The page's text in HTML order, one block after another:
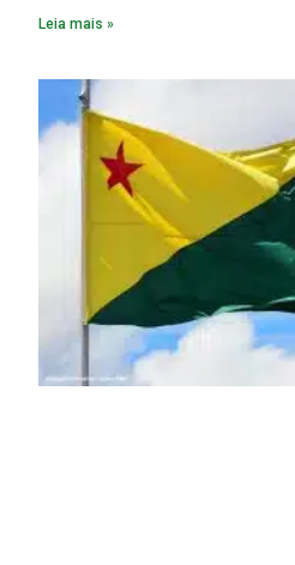
empreendimento. Ou seja, a
figura é facultativa e sujeita a
projeto a projeto.
Leia mais »